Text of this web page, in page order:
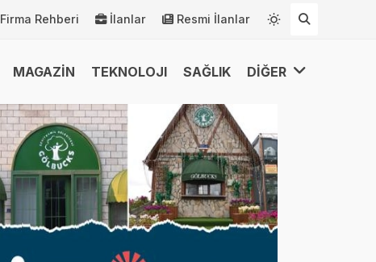
Firma Rehberi İlanlar Resmi İlanlar
MAGAZİN TEKNOLOJI SAĞLIK DİĞER